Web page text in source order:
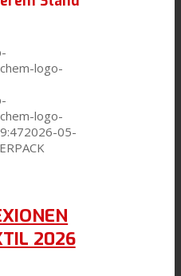
logo-
logo-
2026-05-
2026